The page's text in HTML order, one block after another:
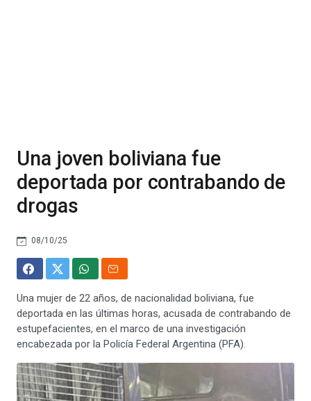
Una joven boliviana fue
deportada por contrabando de
drogas
08/10/25
Una mujer de 22 años, de nacionalidad boliviana, fue
deportada en las últimas horas, acusada de contrabando de
estupefacientes, en el marco de una investigación
encabezada por la Policía Federal Argentina (PFA).